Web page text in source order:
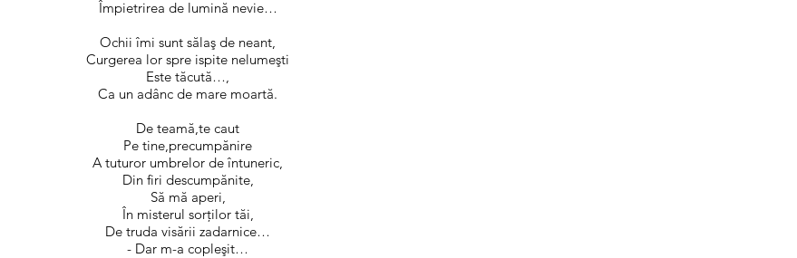
Împietrirea de lumină nevie…
Ochii îmi sunt sălaş de neant,
Curgerea lor spre ispite nelumeşti
Este tăcută…,
Ca un adânc de mare moartă.
De teamă,te caut
Pe tine,precumpănire
A tuturor umbrelor de întuneric,
Din firi descumpănite,
Să mă aperi,
În misterul sorţilor tăi,
De truda visării zadarnice…
- Dar m-a copleşit…